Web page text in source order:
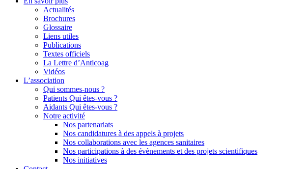
Actualités
Brochures
Glossaire
Liens utiles
Publications
Textes officiels
La Lettre d’Anticoag
Vidéos
L’association
Qui sommes-nous ?
Patients Qui êtes-vous ?
Aidants Qui êtes-vous ?
Notre activité
Nos partenariats
Nos candidatures à des appels à projets
Nos collaborations avec les agences sanitaires
Nos participations à des évènements et des projets scientifiques
Nos initiatives